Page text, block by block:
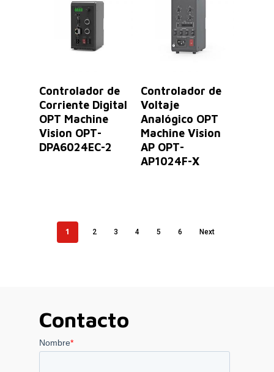
Controlador de
Corriente Digital
OPT Machine
Vision OPT-
DPA6024EC-2
Controlador de
Voltaje
Analógico OPT
Machine Vision
AP OPT-
AP1024F-X
1 2 3 4 5 6 Next
Contacto